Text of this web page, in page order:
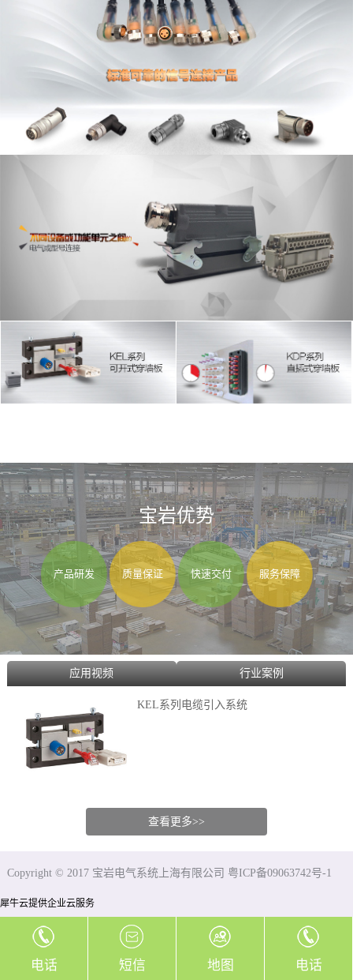
宝岩优势
产品研发 质量保证 快速交付 服务保障
应用视频 行业案例
KEL系列电缆引入系统
查看更多>>
Copyright © 2017 宝岩电气系统上海有限公司 粤ICP备09063742号-1
犀牛云提供企业云服务
电话 短信 地图 电话